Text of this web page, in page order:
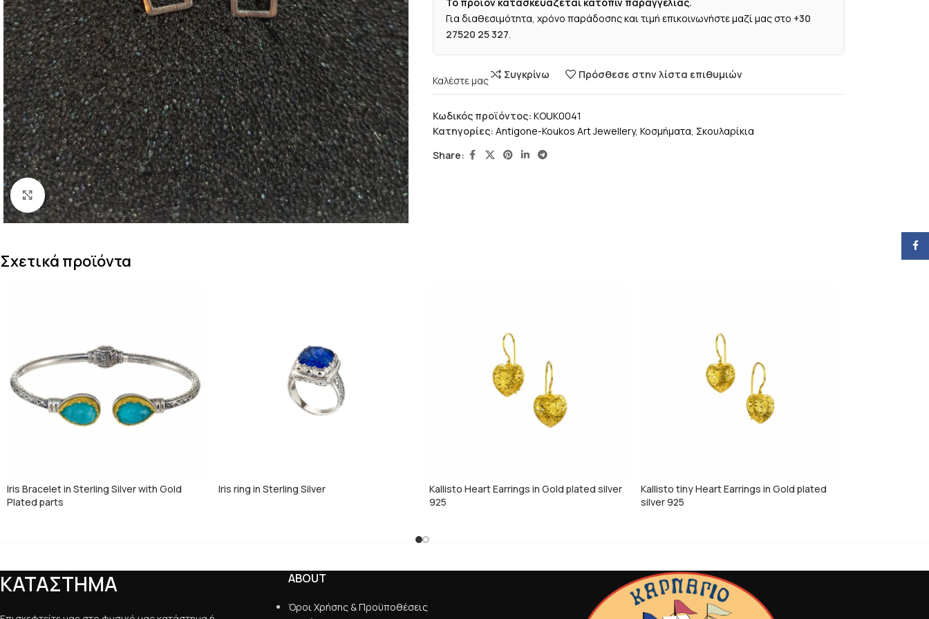
Κάντε κλικ για μεγέθυνση
Για διαθεσιμότητα, χρόνο παράδοσης και τιμή επικοινωνήστε μαζί μας στο +30
27520 25 327.
Καλέστε μας Συγκρίνω Πρόσθεσε στην λίστα επιθυμιών
Κωδικός προϊόντος: KOUK0041
Κατηγορίες: Antigone-Koukos Art Jewellery, Κοσμήματα, Σκουλαρίκια
Share:
Σχετικά προϊόντα
Iris Bracelet in Sterling Silver with Gold
Plated parts
Iris ring in Sterling Silver
Kallisto Heart Earrings in Gold plated silver
925
Kallisto tiny Heart Earrings in Gold plated
silver 925
ΚΑΤΑΣΤΗΜΑ ABOUT
Όροι Χρήσης & Προϋποθέσεις